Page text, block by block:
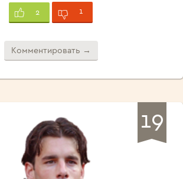
2 1
Комментировать →
19